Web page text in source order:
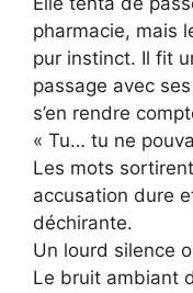
pharmacie, mais
pur instinct. Il fit
passage avec
s’en rendre
« Tu… tu ne
Les mots
accusation dure
déchirante.
Un lourd silence
Le bruit ambiant